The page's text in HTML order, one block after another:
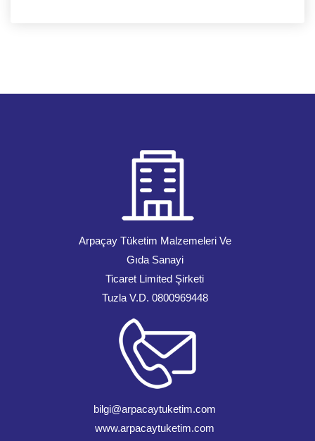
Arpaçay Tüketim Malzemeleri Ve
Gıda Sanayi
Ticaret Limited Şirketi
Tuzla V.D. 0800969448
bilgi@arpacaytuketim.com
www.arpacaytuketim.com